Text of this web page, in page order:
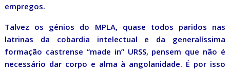
empregos.
Talvez os génios do MPLA, quase todos paridos nas
latrinas da cobardia intelectual e da generalíssima
formação castrense “made in” URSS, pensem que não é
necessário dar corpo e alma à angolanidade. É por isso